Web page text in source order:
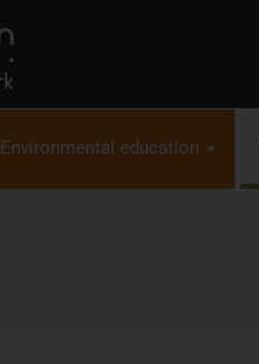
Environmental education